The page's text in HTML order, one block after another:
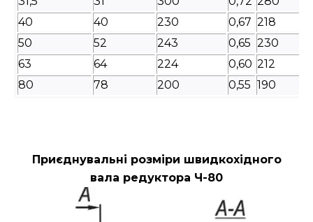
40
40 230 0,67 218
50
52 243 0,65 230
63
64 224 0,60 212
80
78 200 0,55 190
Приєднувальні розміри швидкохідного
вала редуктора Ч-80